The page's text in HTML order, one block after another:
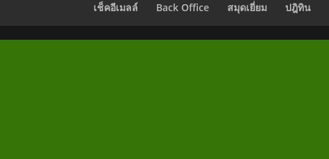
เช็คอีเมลล์ Back Office สมุดเยี่ยม ปฎิทิน